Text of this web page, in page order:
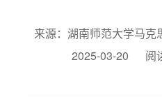
来源：湖南师范大学马克
2025-03-20
阅